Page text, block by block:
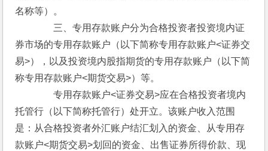
名称等）。
三、专用存款账户分为合格投资者投资境内证
券市场的专用存款账户（以下简称专用存款账户<证券交
易>），以及投资境内股指期货的专用存款账户（以下简
称专用存款账户<期货交易>）等。
专用存款账户<证券交易>应在合格投资者境内
托管行（以下简称托管行）处开立。该账户收入范围
是：从合格投资者外汇账户结汇划入的资金、从专用存
款账户<期货交易>划回的资金、出售证券所得价款、现